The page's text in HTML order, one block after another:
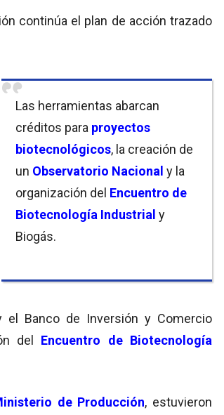
continúa el plan de acción trazado
Las herramientas abarcan
créditos para proyectos
biotecnológicos, la creación de
un Observatorio Nacional y la
organización del Encuentro de
Biotecnología Industrial y
Biogás.
Banco de Inversión y Comercio
del Encuentro de Biotecnología
de Producción, estuvieron